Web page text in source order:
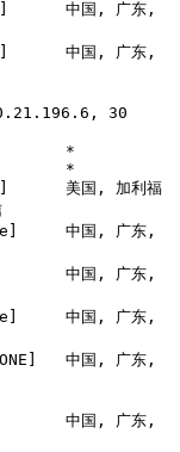
中国, 广东,
中国, 广东,
30
*
*
美国, 加利福
中国, 广东,
中国, 广东,
中国, 广东,
中国, 广东,
中国, 广东,